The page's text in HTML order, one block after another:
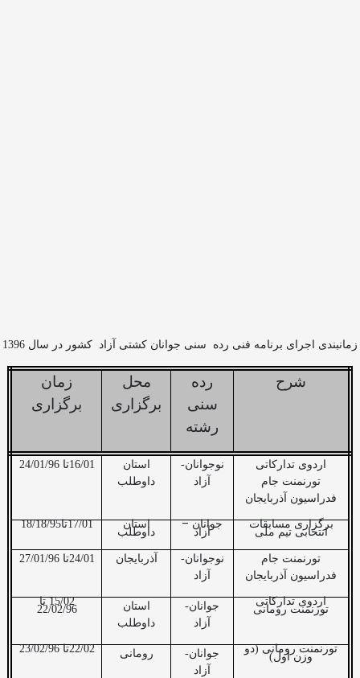
زمانبندی اجرای برنامه فنی رده سنی جوانان کشتی آزاد کشور در سال 1396
شرح
رده
سنی
رشته
محل
برگزاری
زمان
برگزاری
اردوی تدارکاتی
تورنمنت جام
فدراسیون آذربایجان
نوجوانان-
آزاد
استان
داوطلب
16/01تا 24/01/96
برگزاری مسابقات
انتخابی تیم ملی
جوانان– آزاد
استان
داوطلب
17/01تا18/18/95
تورنمنت جام
فدراسیون آذربایجان
نوجوانان-
آزاد
آذربایجان 24/01تا 27/01/96
اردوی تدارکاتی
تورنمنت رومانی
جوانان-
آزاد
استان
داوطلب
15/02 تا
22/02/96
تورنمنت رومانی (دو
وزن اول)
جوانان-
آزاد
رومانی 22/02تا 23/02/96